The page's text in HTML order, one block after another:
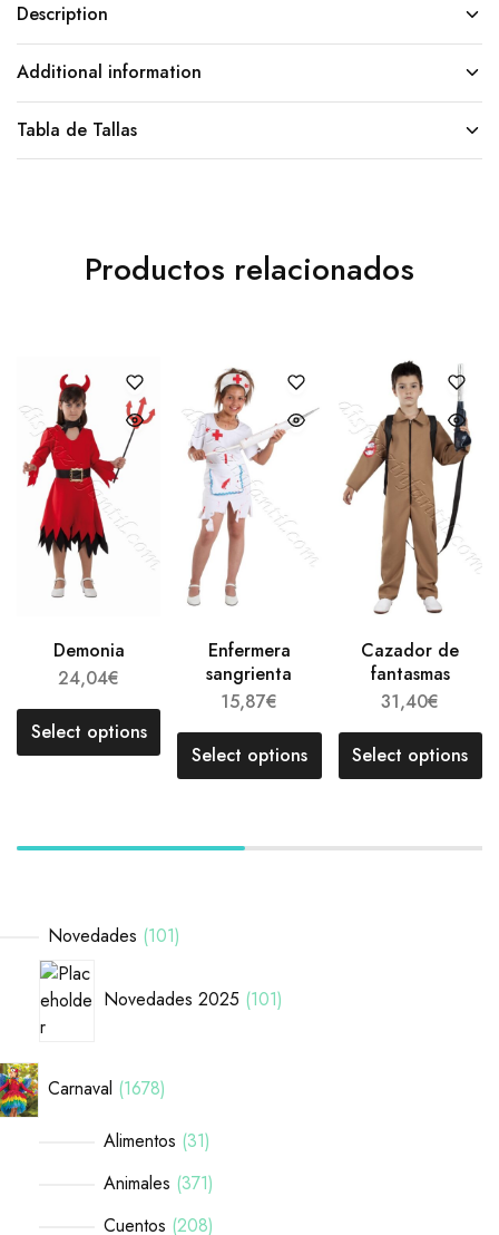
Description
Additional information
Tabla de Tallas
Productos relacionados
Demonia
24,04€
Select options
Enfermera
sangrienta
15,87€
Select options
Cazador de
fantasmas
31,40€
Select options
Novedades 101
Novedades 2025 101
Carnaval 1678
Alimentos 31
Animales 371
Cuentos 208